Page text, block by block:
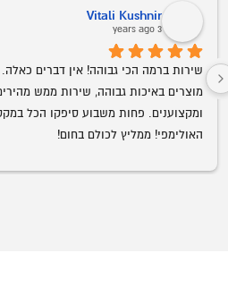
Nora Zoabi
4 years ago
שירות ברמה שלא חוויתם מעולם.